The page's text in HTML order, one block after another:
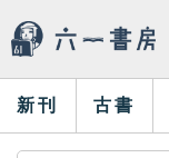
新刊 古書